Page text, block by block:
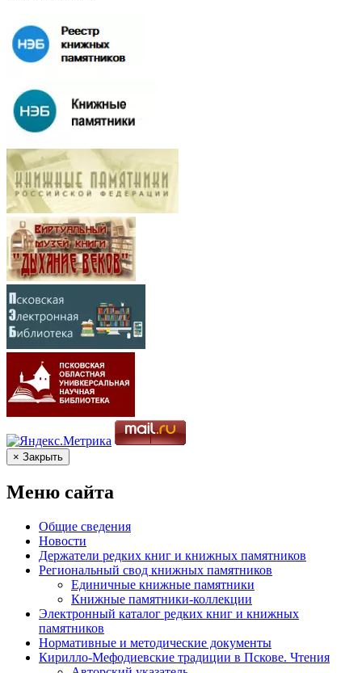
× Закрыть
Меню сайта
Общие сведения
Новости
Держатели редких книг и книжных памятников
Региональный свод книжных памятников
Единичные книжные памятники
Книжные памятники-коллекции
Электронный каталог редких книг и книжных
памятников
Нормативные и методические документы
Кирилло-Мефодиевские традиции в Пскове. Чтения